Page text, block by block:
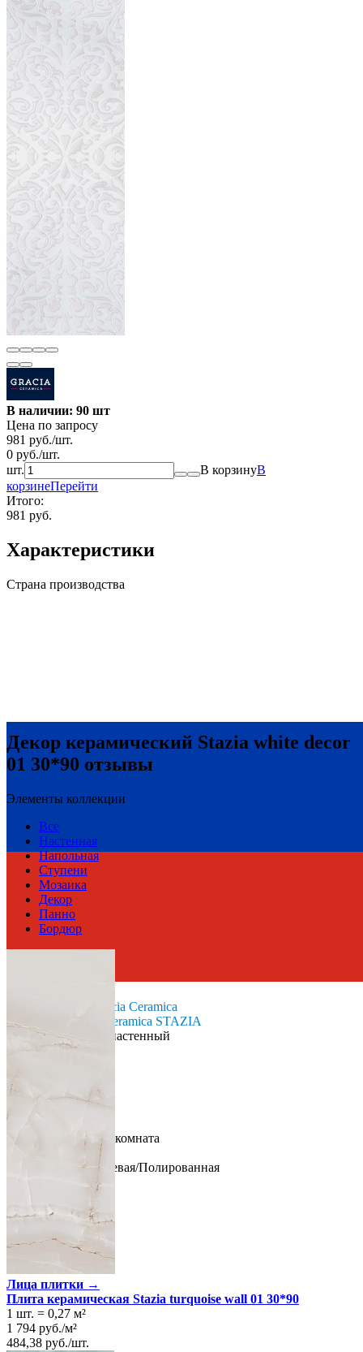
В наличии: 90 шт
Цена по запросу
981 руб./шт.
0 руб./шт.
шт.
В корзинуВ
корзинеПерейти
Итого:
981 руб.
Характеристики
Страна производства
Gracia Ceramica
Коллекция
Gracia Ceramica STAZIA
Тип плитки
Декор настенный
Размеры
Ширина
30 см
Свойства
Назначение
Ванная комната
Керамика
Глянцевая/Полированная
Декор керамический Stazia white decor
01 30*90 отзывы
Элементы коллекции
Все
Настенная
Напольная
Ступени
Мозаика
Декор
Панно
Бордюр
Лица плитки →
Плита керамическая Stazia turquoise wall 01 30*90
1 шт. = 0,27 м²
1 794 руб./м²
484,38 руб./шт.